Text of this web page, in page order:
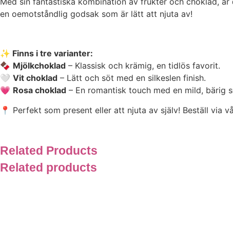
en oemotståndlig godsak som är lätt att njuta av!
✨ Finns i tre varianter:
🍫 Mjölkchoklad – Klassisk och krämig, en tidlös favorit.
🤍 Vit choklad – Lätt och söt med en silkeslen finish.
💗 Rosa choklad – En romantisk touch med en mild, bärig
📍 Perfekt som present eller att njuta av själv! Beställ via
Related Products
Related products